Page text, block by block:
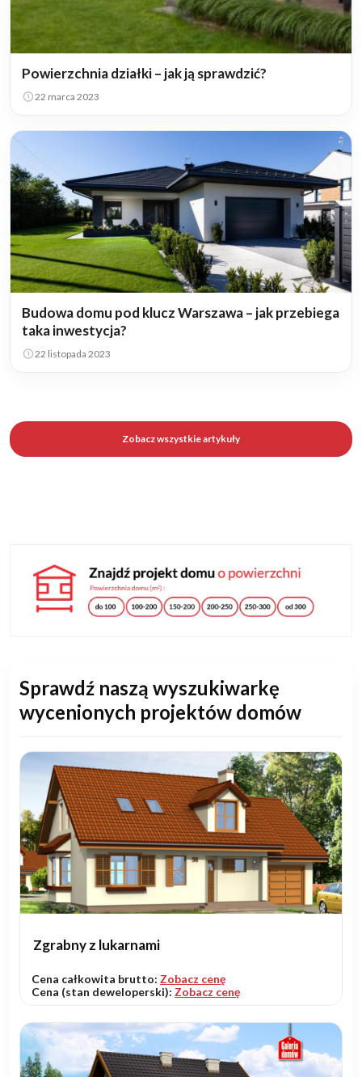
Powierzchnia działki – jak ją sprawdzić?
22 marca 2023
Budowa domu pod klucz Warszawa – jak przebiega
taka inwestycja?
22 listopada 2023
Zobacz wszystkie artykuły
Sprawdź naszą wyszukiwarkę
wycenionych projektów domów
Zgrabny z lukarnami
Cena całkowita brutto: Zobacz cenę
Cena (stan deweloperski): Zobacz cenę